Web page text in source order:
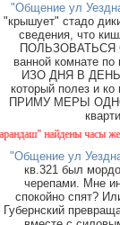
"Общение ул
"крышует" стадо
сведения, что
ПОЛЬЗОВАТЬСЯ
ванной комнате
ИЗО ДНЯ В ДЕНЬ.
который полез и
ПРИМУ МЕРЫ
найдены часы женские.
"Общение ул
кв.321 был
черепами. Мне
спокойно спят?
Губернский